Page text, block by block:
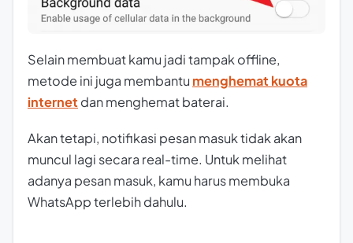
Selain membuat kamu jadi tampak offline,
metode ini juga membantu menghemat kuota
internetdan menghemat baterai.
Akan tetapi, notifikasi pesan masuk tidak akan
muncul lagi secara real-time. Untuk melihat
adanya pesan masuk, kamu harus membuka
WhatsApp terlebih dahulu.